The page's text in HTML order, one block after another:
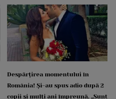
Despărțirea momentului în
România! Și-au spus adio după 2
copii și mulți ani împreună. „Sunt